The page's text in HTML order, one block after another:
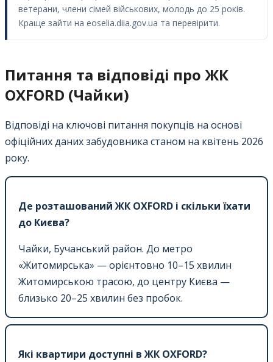
ветерани, члени сімей військових, молодь до 25 років.
Краще зайти на eoselia.diia.gov.ua та перевірити.
Питання та відповіді про ЖК
OXFORD (Чайки)
Відповіді на ключові питання покупців на основі
офіційних даних забудовника станом на квітень 2026
року.
Де розташований ЖК OXFORD і скільки їхати
до Києва?
Чайки, Бучанський район. До метро
«Житомирська» — орієнтовно 10–15 хвилин
Житомирською трасою, до центру Києва —
близько 20–25 хвилин без пробок.
Які квартири доступні в ЖК OXFORD?